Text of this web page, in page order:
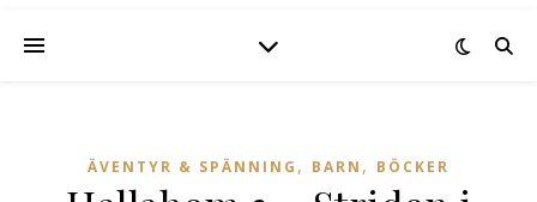
ÄVENTYR & SPÄNNING , BARN , BÖCKER